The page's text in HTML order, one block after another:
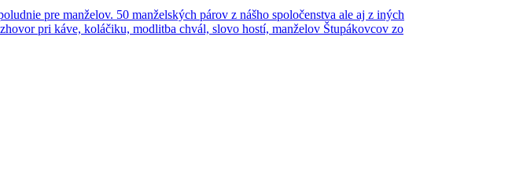
pre manželov. 50 manželských párov z nášho spoločenstva ale aj z iných
pri káve, koláčiku, modlitba chvál, slovo hostí, manželov Štupákovcov zo